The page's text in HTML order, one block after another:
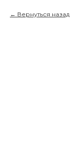
Вернуться назад